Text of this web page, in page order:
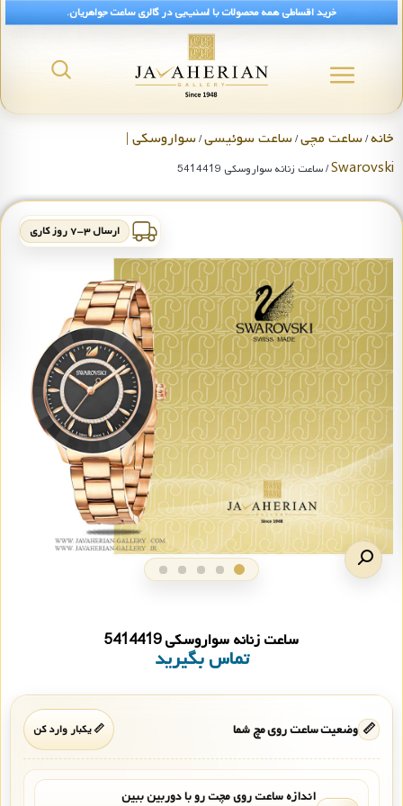
خرید اقساطی همه محصولات با اسنپ‌پی در گالری ساعت جواهریان.
خانه/ساعت مچی/ساعت سوئیسی/سواروسکی |
Swarovski/ ساعت زنانه سواروسکی 5414419
ارسال ۳-۷ روز کاری
ساعت زنانه سواروسکی 5414419
تماس بگیرید
📏 وضعیت ساعت روی مچ شما 📏 یکبار وارد کن
اندازه ساعت روی مچت رو با دوربین ببین